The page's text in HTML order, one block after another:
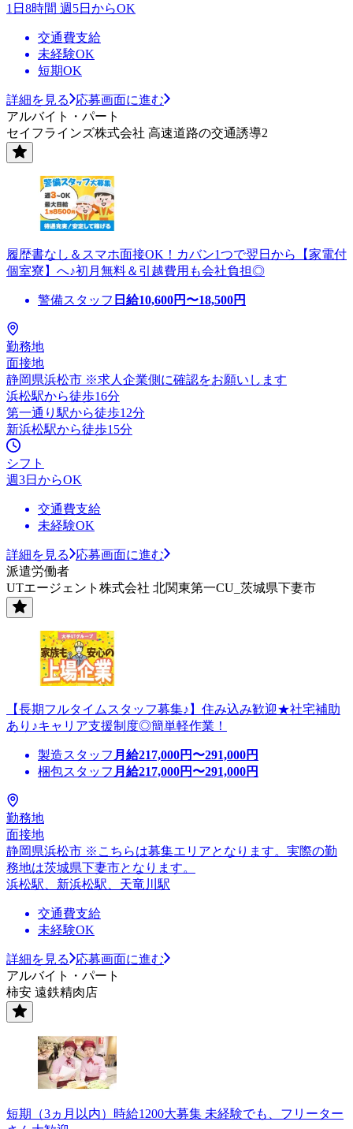
1日8時間 週5日からOK
交通費支給
未経験OK
短期OK
詳細を見る
応募画面に進む
アルバイト・パート
セイフラインズ株式会社 高速道路の交通誘導2
履歴書なし＆スマホ面接OK！カバン1つで翌日から【家電付
個室寮】へ♪初月無料＆引越費用も会社負担◎
警備スタッフ 日給10,600円〜18,500円
勤務地
面接地
静岡県浜松市 ※求人企業側に確認をお願いします
浜松駅から徒歩16分
第一通り駅から徒歩12分
新浜松駅から徒歩15分
シフト
週3日からOK
交通費支給
未経験OK
詳細を見る
応募画面に進む
派遣労働者
UTエージェント株式会社 北関東第一CU_茨城県下妻市
【長期フルタイムスタッフ募集♪】住み込み歓迎★社宅補助
あり♪キャリア支援制度◎簡単軽作業！
製造スタッフ 月給217,000円〜291,000円
梱包スタッフ 月給217,000円〜291,000円
勤務地
面接地
静岡県浜松市 ※こちらは募集エリアとなります。実際の勤
務地は茨城県下妻市となります。
浜松駅、新浜松駅、天竜川駅
交通費支給
未経験OK
詳細を見る
応募画面に進む
アルバイト・パート
柿安 遠鉄精肉店
短期（3ヵ月以内）時給1200大募集 未経験でも、フリーター